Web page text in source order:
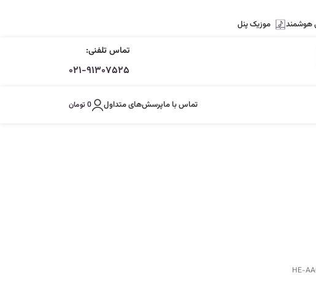
هوشمند موزیک پنل
تماس تلفنی:
۰۲۱-۹۱۳۰۷۵۲۵
تماس با ماپرسش‌های متداول 0تومان